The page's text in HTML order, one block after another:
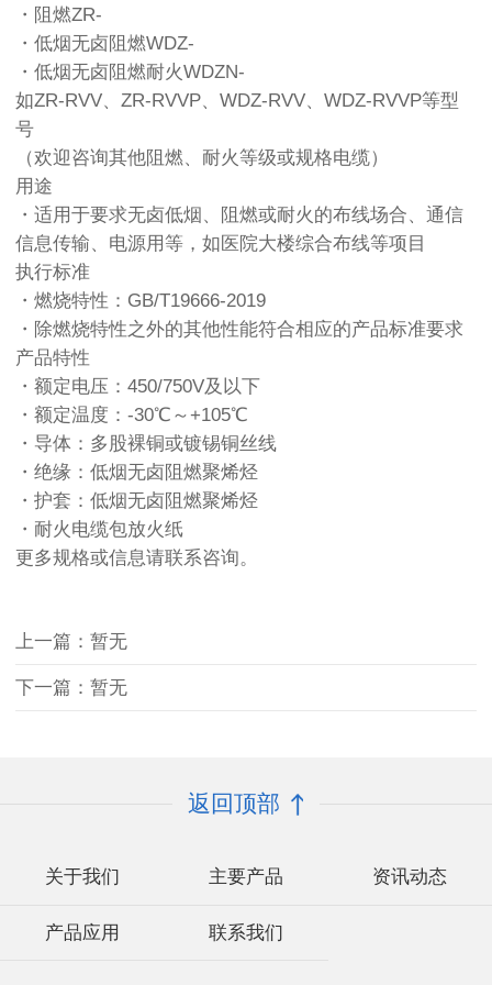
・阻燃ZR-
・低烟无卤阻燃WDZ-
・低烟无卤阻燃耐火WDZN-
如ZR-RVV、ZR-RVVP、WDZ-RVV、WDZ-RVVP等型
号
（欢迎咨询其他阻燃、耐火等级或规格电缆）
用途
・适用于要求无卤低烟、阻燃或耐火的布线场合、通信
信息传输、电源用等，如医院大楼综合布线等项目
执行标准
・燃烧特性：GB/T19666-2019
・除燃烧特性之外的其他性能符合相应的产品标准要求
产品特性
・额定电压：450/750V及以下
・额定温度：-30℃～+105℃
・导体：多股裸铜或镀锡铜丝线
・绝缘：低烟无卤阻燃聚烯烃
・护套：低烟无卤阻燃聚烯烃
・耐火电缆包放火纸
更多规格或信息请联系咨询。
上一篇：暂无
下一篇：暂无
返回顶部
关于我们 主要产品 资讯动态
产品应用 联系我们